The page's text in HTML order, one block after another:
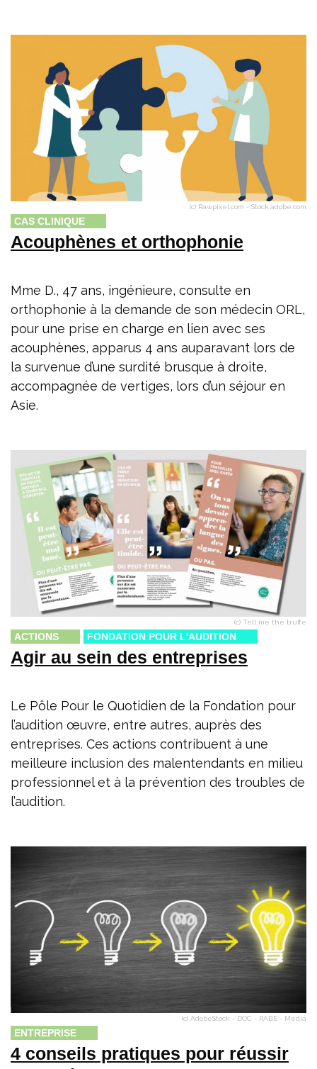
(c) Rawpixel.com - Stock.adobe.com
CAS CLINIQUE
Acouphènes et orthophonie
Mme D., 47 ans, ingénieure, consulte en
orthophonie à la demande de son médecin ORL,
pour une prise en charge en lien avec ses
acouphènes, apparus 4 ans auparavant lors de
la survenue d’une surdité brusque à droite,
accompagnée de vertiges, lors d’un séjour en
Asie.
(c) Tell me the truffe
ACTIONS FONDATION POUR L'AUDITION
Agir au sein des entreprises
Le Pôle Pour le Quotidien de la Fondation pour
l’audition œuvre, entre autres, auprès des
entreprises. Ces actions contribuent à une
meilleure inclusion des malentendants en milieu
professionnel et à la prévention des troubles de
l’audition.
(c) AdobeStock - DOC - RABE - Media
ENTREPRISE
4 conseils pratiques pour réussir